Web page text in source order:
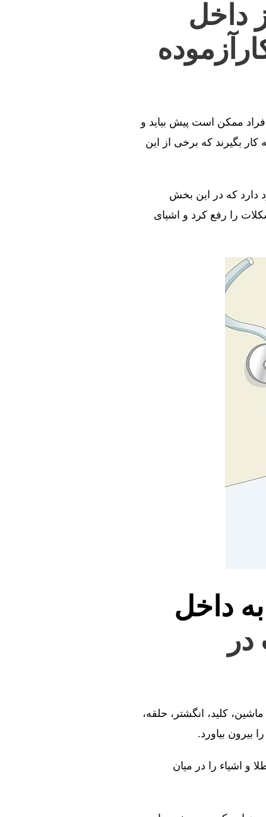
داخل
ممکن است پیش بیاید و
بگیرند که برخی از این
دارد که در این بخش
را رفع کرد و اشیای
داخل
کلید، انگشتر، حلقه،
بیرون بیاورد.
و اشیاء را در میان